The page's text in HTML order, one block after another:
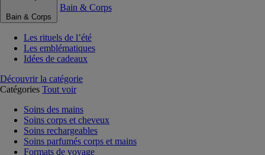
Bain & Corps
Bain & Corps
Les rituels de l’été
Les emblématiques
Idées de cadeaux
Découvrir la catégorie
Catégories Tout voir
Soins des mains
Soins corps et cheveux
Soins rechargeables
Soins parfumés corps et mains
Formats de voyage